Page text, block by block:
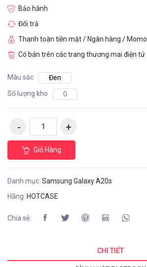
Bảo hành
Đổi trả
Thanh toàn tiền mặt / Ngân hàng / Momo
Có bán trên các trang thương mai điện tử
Màu sắc
Đen
Số lượng kho
0
Giỏ Hàng
Danh mục: Samsung Galaxy A20s
Hãng: HOTCASE
Chia sẻ:
CHI TIẾT